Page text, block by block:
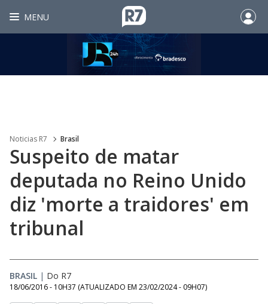
MENU
Noticias R7 Brasil
Suspeito de matar
deputada no Reino Unido
diz 'morte a traidores' em
tribunal
BRASIL | Do R7
18/06/2016 - 10H37 (ATUALIZADO EM 23/02/2024 - 09H07)